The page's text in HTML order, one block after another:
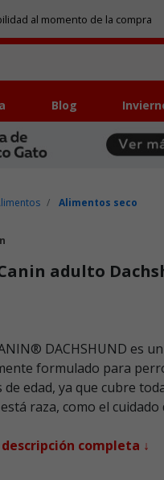
al momento de la compra
Blog
Alimentos seco
adulto
DACHSHUND es
formulado para
de edad, ya que cubre
raza, como el
completa ↓